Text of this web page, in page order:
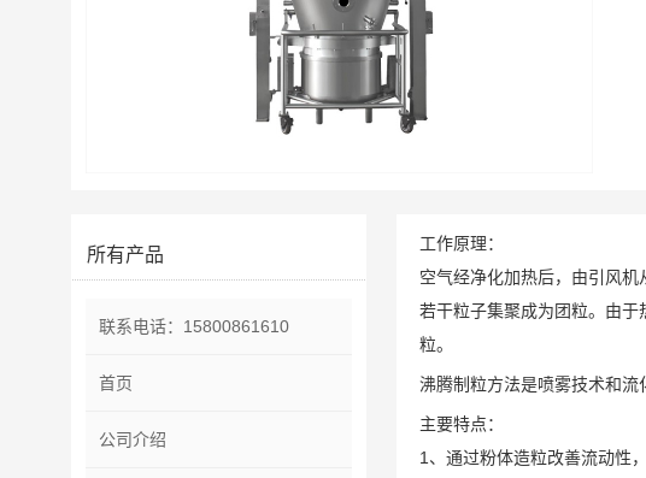
工作原理：
空气经净化加热后，由引风
若干粒子集聚成为团粒。由
粒。
沸腾制粒方法是喷雾技术和流
主要特点：
1、通过粉体造粒改善流动性
所有产品
联系电话：15800861610
首页
公司介绍